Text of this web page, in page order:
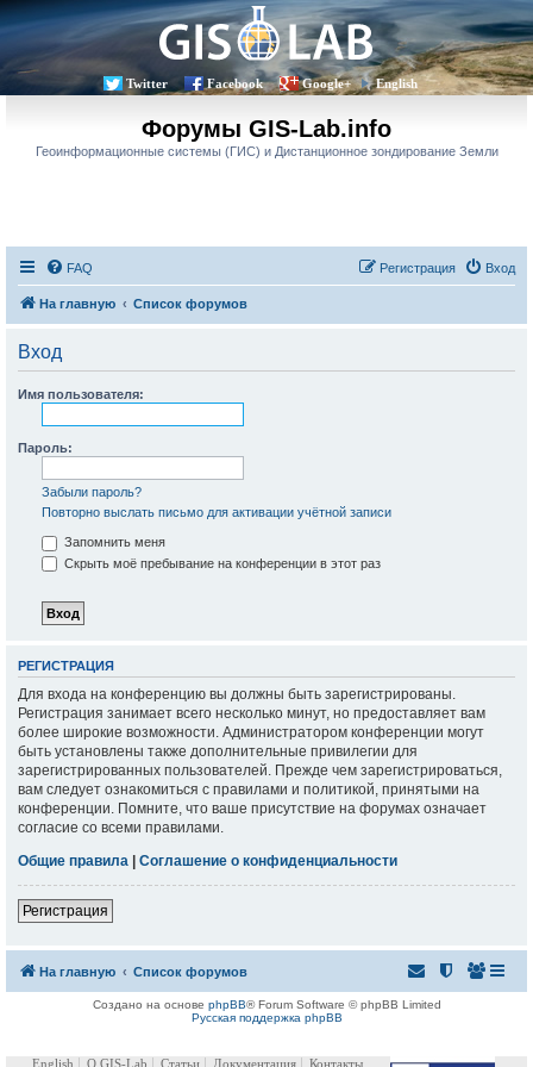
Twitter Facebook Google+ English
Форумы GIS-Lab.info
Геоинформационные системы (ГИС) и Дистанционное зондирование Земли
FAQ Вход
Регистрация
На главную Список форумов
Вход
Имя пользователя:
Пароль:
Забыли пароль?
Повторно выслать письмо для активации учётной записи
Запомнить меня
Скрыть моё пребывание на конференции в этот раз
РЕГИСТРАЦИЯ
Для входа на конференцию вы должны быть зарегистрированы.
Регистрация занимает всего несколько минут, но предоставляет вам
более широкие возможности. Администратором конференции могут
быть установлены также дополнительные привилегии для
зарегистрированных пользователей. Прежде чем зарегистрироваться,
вам следует ознакомиться с правилами и политикой, принятыми на
конференции. Помните, что ваше присутствие на форумах означает
согласие со всеми правилами.
Общие правила | Соглашение о конфиденциальности
Регистрация
На главную Список форумов
Создано на основе phpBB® Forum Software © phpBB Limited
Русская поддержка phpBB
English О GIS-Lab Статьи Документация Контакты